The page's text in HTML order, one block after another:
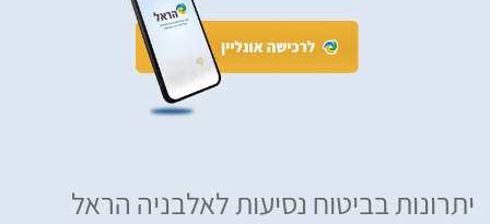
יתרונות בביטוח נסיעות לאלבניה הראל